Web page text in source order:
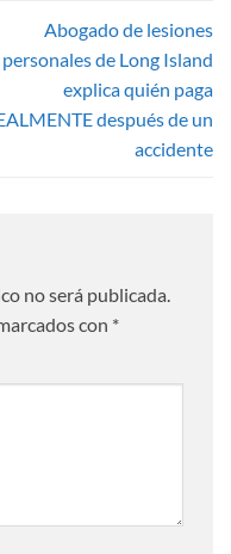
Abogado de lesiones
personales de Long Island
explica quién paga
después de un
accidente
no será publicada.
con *